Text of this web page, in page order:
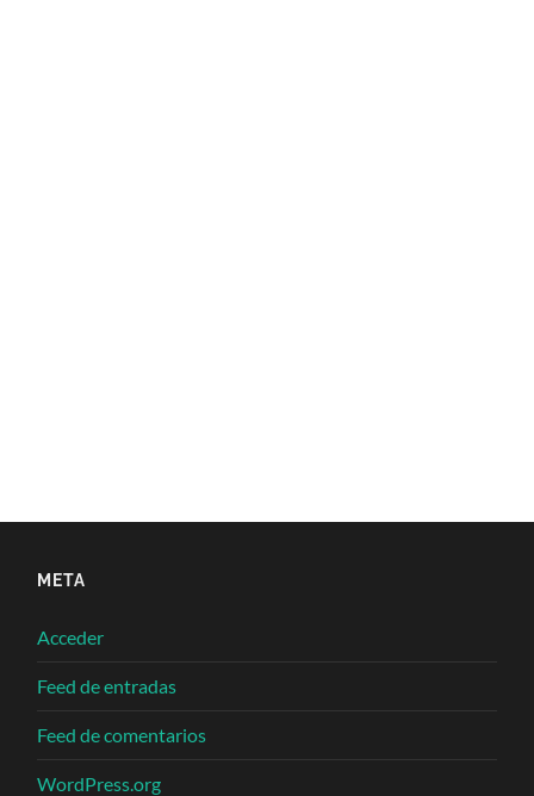
META
Acceder
Feed de entradas
Feed de comentarios
WordPress.org